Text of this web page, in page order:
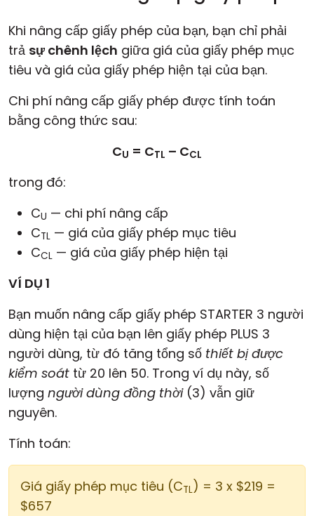
Khi nâng cấp giấy phép của bạn, bạn chỉ phải
trả sự chênh lệch giữa giá của giấy phép mục
tiêu và giá của giấy phép hiện tại của bạn.
Chi phí nâng cấp giấy phép được tính toán
bằng công thức sau:
CU = CTL – CCL
trong đó:
CU — chi phí nâng cấp
CTL — giá của giấy phép mục tiêu
CCL — giá của giấy phép hiện tại
VÍ DỤ 1
Bạn muốn nâng cấp giấy phép STARTER 3 người
dùng hiện tại của bạn lên giấy phép PLUS 3
người dùng, từ đó tăng tổng số thiết bị được
kiểm soát từ 20 lên 50. Trong ví dụ này, số
lượng người dùng đồng thời(3) vẫn giữ
nguyên.
Tính toán:
Giá giấy phép mục tiêu (CTL) = 3 x $219 =
$657